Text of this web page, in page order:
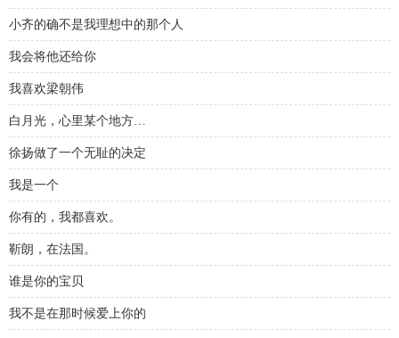
小齐的确不是我理想中的那个人
我会将他还给你
我喜欢梁朝伟
白月光，心里某个地方…
徐扬做了一个无耻的决定
我是一个
你有的，我都喜欢。
靳朗，在法国。
谁是你的宝贝
我不是在那时候爱上你的